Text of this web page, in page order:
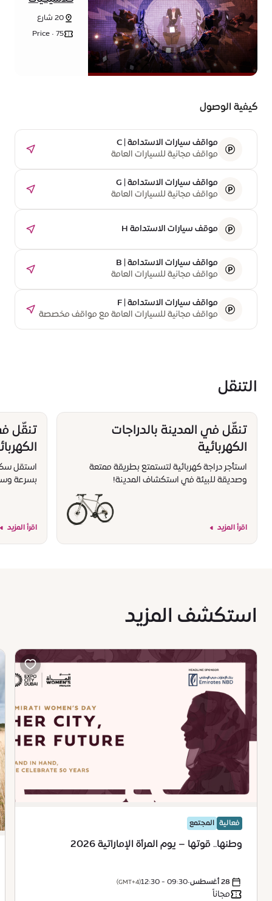
موسيقى
الروك فرقة
الفردوس
20 شارع
الشروق -
Price • 75
كيفية الوصول
مواقف سيارات الاستدامة | C
مواقف مجانية للسيارات العامة
مواقف سيارات الاستدامة | G
مواقف مجانية للسيارات العامة
موقف سيارات الاستدامة H
مواقف سيارات الاستدامة | B
مواقف مجانية للسيارات العامة
مواقف سيارات الاستدامة | F
مواقف مجانية للسيارات العامة مع مواقف مخصصة
لشحن السيارات الكهربائية
التنقل
تنقّل في المدينة بالدراجات
الكهربائية
استأجر دراجة كهربائية لتستمتع بطريقة ممتعة
وصديقة للبيئة في استكشاف المدينة!
اقرأ المزيد
تنقّل
استقل
بسرعة
اقرأ المزيد
استكشف المزيد
فعالية المجتمع
وطنها.. قوتها – يوم المرأة الإماراتية 2026
28 أغسطس •
09:30 - 12:30
(GMT+4)
مجاناً